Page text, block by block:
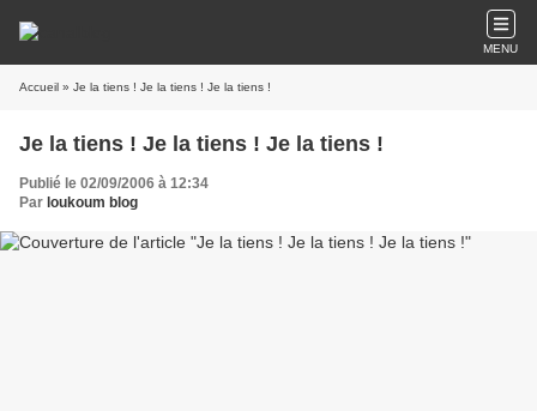
MENU
Accueil » Je la tiens ! Je la tiens ! Je la tiens !
Je la tiens ! Je la tiens ! Je la tiens !
Publié le 02/09/2006 à 12:34
Par loukoum blog